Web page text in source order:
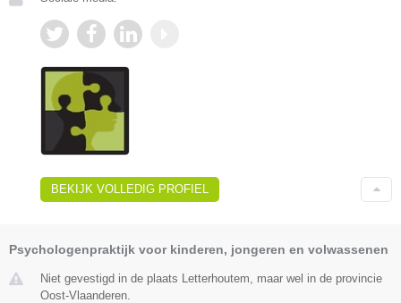
BEKIJK VOLLEDIG PROFIEL
Psychologenpraktijk voor kinderen, jongeren en volwassenen
Niet gevestigd in de plaats Letterhoutem, maar wel in de provincie
Oost-Vlaanderen.